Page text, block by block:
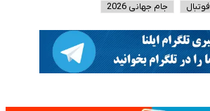
فوتبال جام جهانی 2026